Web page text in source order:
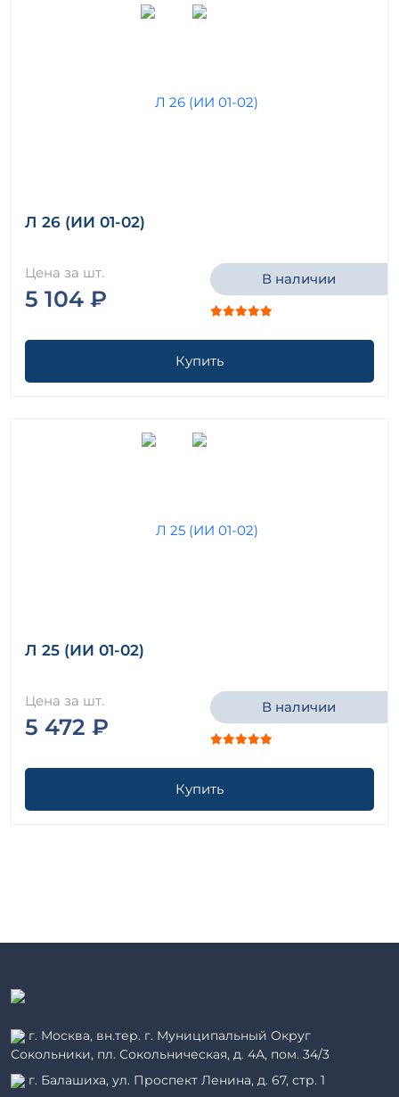
Л 26 (ИИ 01-02)
Цена за шт.
5 104 ₽
В наличии
Купить
Л 25 (ИИ 01-02)
Цена за шт.
5 472 ₽
В наличии
Купить
г. Москва, вн.тер. г. Муниципальный Округ
Сокольники, пл. Сокольническая, д. 4А, пом. 34/3
г. Балашиха, ул. Проспект Ленина, д. 67, стр. 1